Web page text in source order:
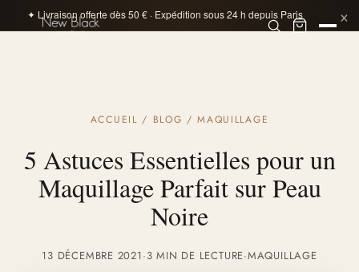
✦ Livraison offerte dès 50 € · Expédition sous 24 h depuis Paris ×
ACCUEIL / BLOG /MAQUILLAGE
5 Astuces Essentielles pour un
Maquillage Parfait sur Peau
Noire
13 DÉCEMBRE 2021·3 MIN DE LECTURE·MAQUILLAGE